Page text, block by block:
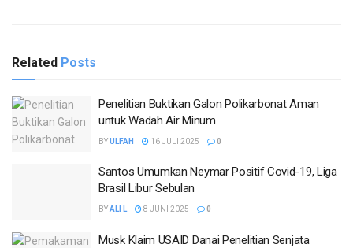
Related Posts
Penelitian Buktikan Galon Polikarbonat Aman
untuk Wadah Air Minum
BYULFAH 16 JULI 2025 0
Santos Umumkan Neymar Positif Covid-19, Liga
Brasil Libur Sebulan
BYALI L 8 JUNI 2025 0
Musk Klaim USAID Danai Penelitian Senjata